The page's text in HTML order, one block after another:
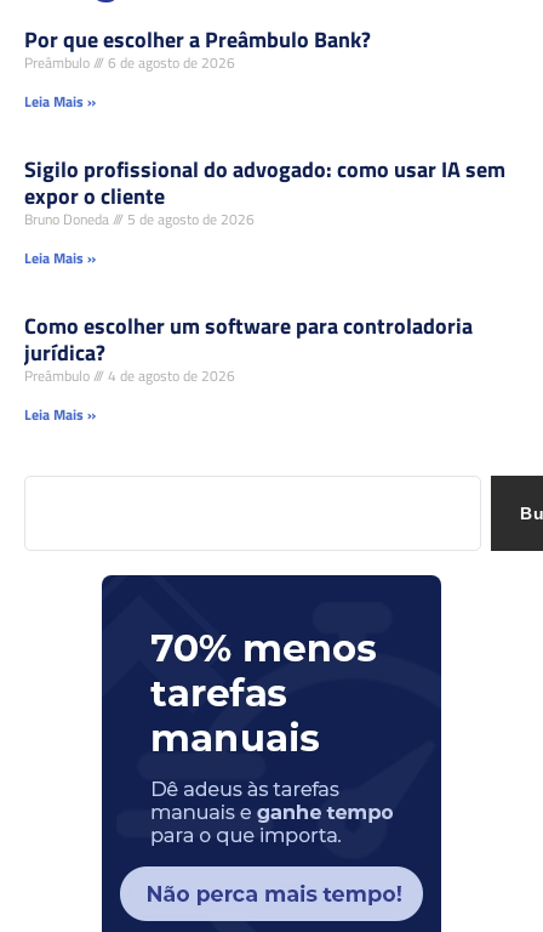
Por que escolher a Preâmbulo Bank?
Preâmbulo
6 de agosto de 2026
Leia Mais »
Sigilo profissional do advogado: como usar IA sem
expor o cliente
Bruno Doneda
5 de agosto de 2026
Leia Mais »
Como escolher um software para controladoria
jurídica?
Preâmbulo
4 de agosto de 2026
Leia Mais »